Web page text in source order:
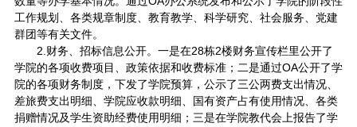
工作规划、各类规章制度、教育教学、科学研究、社会服务、党建
群团等有关文件。
2.财务、招标信息公开。一是在28栋2楼财务宣传栏里公开了
学院的各项收费项目、政策依据和收费标准；二是通过OA公开了学
院的各项财务制度，下发了学院预算，公示了三公两费支出情况、
差旅费支出明细、学院应收款明细、国有资产占有使用情况、各类
捐赠情况及学生资助经费使用明细；三是在学院教代会上报告了学